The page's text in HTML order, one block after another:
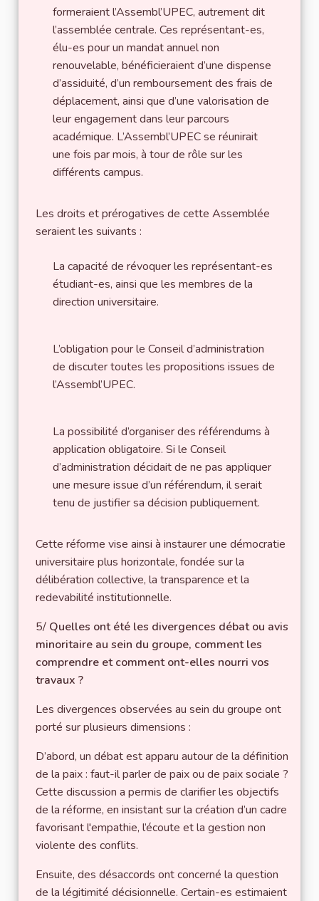
formeraient l’Assembl’UPEC, autrement dit
l’assemblée centrale. Ces représentant-es,
élu-es pour un mandat annuel non
renouvelable, bénéficieraient d’une dispense
d’assiduité, d’un remboursement des frais de
déplacement, ainsi que d’une valorisation de
leur engagement dans leur parcours
académique. L’Assembl’UPEC se réunirait
une fois par mois, à tour de rôle sur les
différents campus.
Les droits et prérogatives de cette Assemblée
seraient les suivants :
La capacité de révoquer les représentant-es
étudiant-es, ainsi que les membres de la
direction universitaire.
L’obligation pour le Conseil d’administration
de discuter toutes les propositions issues de
l’Assembl’UPEC.
La possibilité d’organiser des référendums à
application obligatoire. Si le Conseil
d’administration décidait de ne pas appliquer
une mesure issue d’un référendum, il serait
tenu de justifier sa décision publiquement.
Cette réforme vise ainsi à instaurer une démocratie
universitaire plus horizontale, fondée sur la
délibération collective, la transparence et la
redevabilité institutionnelle.
5/ Quelles ont été les divergences débat ou avis
minoritaire au sein du groupe, comment les
comprendre et comment ont-elles nourri vos
travaux ?
Les divergences observées au sein du groupe ont
porté sur plusieurs dimensions :
D’abord, un débat est apparu autour de la définition
de la paix : faut-il parler de paix ou de paix sociale ?
Cette discussion a permis de clarifier les objectifs
de la réforme, en insistant sur la création d’un cadre
favorisant l'empathie, l’écoute et la gestion non
violente des conflits.
Ensuite, des désaccords ont concerné la question
de la légitimité décisionnelle. Certain-es estimaient